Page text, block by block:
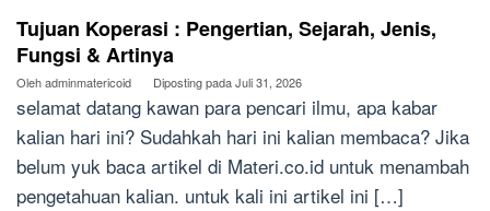
Tujuan Koperasi : Pengertian, Sejarah, Jenis,
Fungsi & Artinya
Olehadminmatericoid Diposting padaJuli 31, 2026
selamat datang kawan para pencari ilmu, apa kabar
kalian hari ini? Sudahkah hari ini kalian membaca? Jika
belum yuk baca artikel di Materi.co.id untuk menambah
pengetahuan kalian. untuk kali ini artikel ini […]